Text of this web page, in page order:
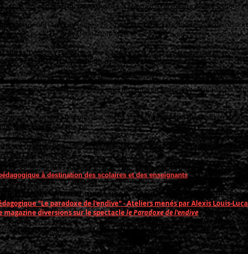
- hiver 25 - 4 classes du pays "Ouches et Montagne" orchestre de percussions
- (Dispositif Bulles de culture 23-24 du CG21) Conduite d'ateliers de
Les Fils de Noé, 21000 Dijon. Mars et avril 2024, avec 8 adolescents MNA.
sons- (Dispositif Bulles de culture 23-24 du CG21). Conduite d'ateliers Paroles
Réalisation d'un Carnet de voyage sonore. 8 adolescents. Avril 2024
- (VYV3 Bourgogne) - Conduite d'un atelier de Batucada avec les résidentes du
Prartique des percussions avec 23 résidents en situation de handicap et
les chemins de la transmission" Alexis Louis-Lucas, auteur et comédien
du festival Modes de Vie
3 Chênes - Le Quesnoy
à Beaune - dispositif : Lycéens et apprentis au spectacle vivant initié par le
Côté Cour
formation Atelier de percussions mené par Alexis Louis-Lucas auprès
à destination des scolaires et des enseignants
ET VOIX Alexis Louis-Lucas, auteur, comédien des
"Le paradoxe de l'endive" - Ateliers menés par Alexis Louis-
magazine diversions sur le spectaclele Paradoxe de l'endive
liaison"- Lycée Hilaire de Ch., Chalon/S. Atelier de pratique théâtrale destiné
une représentation du spectacle Le Paradoxe de l'endive. Janvier 24.